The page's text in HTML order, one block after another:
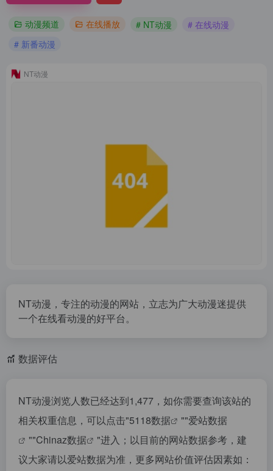
动漫频道 在线播放 # NT动漫
# 在线动漫
# 新番动漫
NT动漫
NT动漫，专注的动漫的网站，立志为广大动漫迷提供
一个在线看动漫的好平台。
数据评估
NT动漫浏览人数已经达到1,477，如你需要查询该站的
相关权重信息，可以点击"5118数据 ""爱站数据
""Chinaz数据
"进入；以目前的网站数据参考，建
议大家请以爱站数据为准，更多网站价值评估因素如：